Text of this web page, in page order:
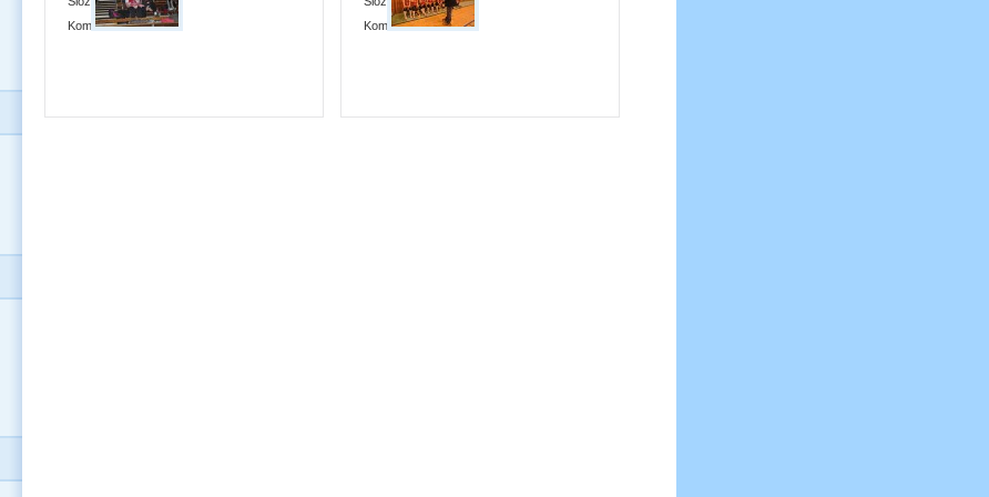
Komentářů:0
Komentářů:0